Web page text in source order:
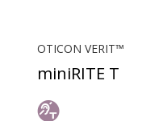
OTICON VERIT™
miniRITE T